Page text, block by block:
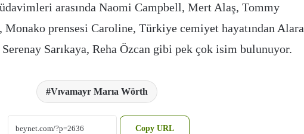
arasında Naomi Campbell, Mert Alaş, Tommy
prensesi Caroline, Türkiye cemiyet hayatından Alara
Sarıkaya, Reha Özcan gibi pek çok isim bulunuyor.
Vıvamayr Marıa Wörth
Copy URL